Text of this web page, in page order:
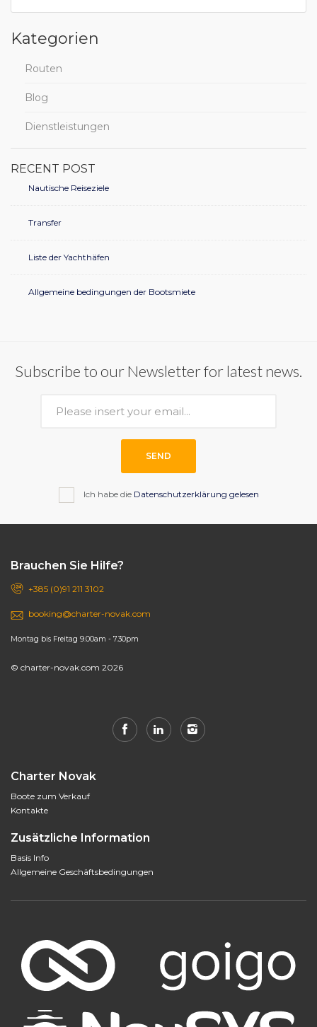
Kategorien
Routen
Blog
Dienstleistungen
RECENT POST
Nautische Reiseziele
Transfer
Liste der Yachthäfen
Allgemeine bedingungen der Bootsmiete
Subscribe to our Newsletter for latest news.
SEND
Ich habe die Datenschutzerklärung gelesen
Brauchen Sie Hilfe?
+385 (0)91 211 3102
booking@charter-novak.com
Montag bis Freitag 9.00am - 7.30pm
© charter-novak.com 2026
Charter Novak
Boote zum Verkauf
Kontakte
Zusätzliche Information
Basis Info
Allgemeine Geschäftsbedingungen